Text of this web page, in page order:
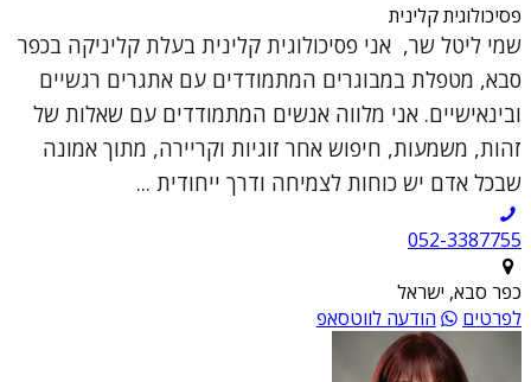
פסיכולוגית קלינית
שמי ליטל שר, אני פסיכולוגית קלינית בעלת קליניקה בכפר
סבא, מטפלת במבוגרים המתמודדים עם אתגרים רגשיים
ובינאישיים. אני מלווה אנשים המתמודדים עם שאלות של
זהות, משמעות, חיפוש אחר זוגיות וקריירה, מתוך אמונה
שבכל אדם יש כוחות לצמיחה ודרך ייחודית ...
052-3387755
כפר סבא, ישראל
לפרטים
הודעה לווטסאפ